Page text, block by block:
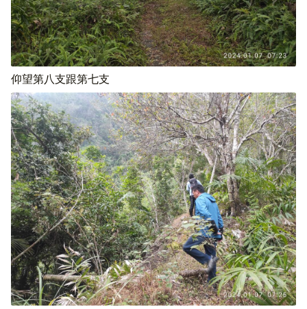
仰望第八支跟第七支